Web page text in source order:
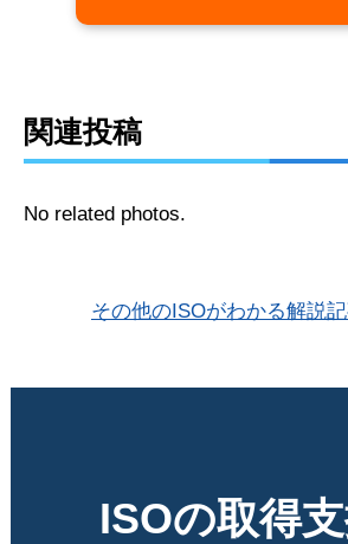
関連投稿
No related photos.
その他のISOがわかる解説
ISOの取得